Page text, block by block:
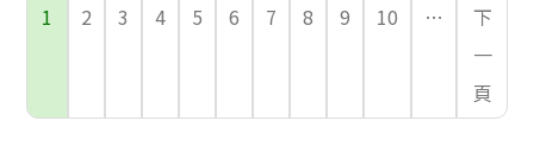
1 2 3 4 5 6 7 8 9 10 …
下
一
頁